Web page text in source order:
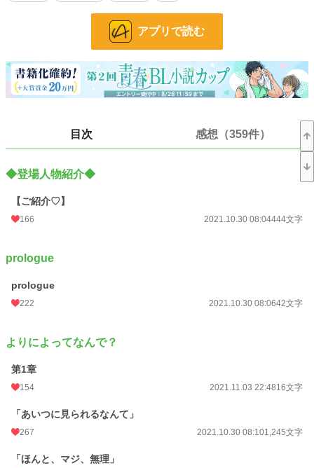
イケメン王子・外面良し・四ノ宮 大翔(しのみやひろと)
隠れゲイ・アイドル系・雪谷 奏斗(ゆきたにかなと)
小説 9,463 位 / 228,629 件
BL 2,014 位 / 31,395 件
24h.ポイント 120 pt
文字数 883,242
更新日時 2026.02.14 21:36
初回公開日時
アプリで読む
目次 感想（359件）
◆登場人物紹介◆
【ご紹介♡】
166 2021.10.30 08:04444文字
prologue
prologue
222 2021.10.30 08:0642文字
よりによってなんで？
第1章
154 2021.11.03 22:4816文字
「あいつに見られるなんて」
267 2021.10.30 08:101,245文字
「ほんと、マジ、無理」